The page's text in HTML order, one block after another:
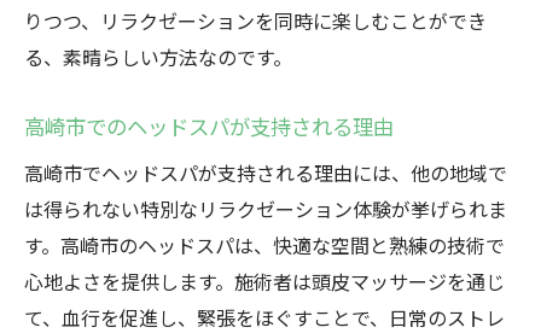
りつつ、リラクゼーションを同時に楽しむことができ
る、素晴らしい方法なのです。
高崎市でのヘッドスパが支持される理由
高崎市でヘッドスパが支持される理由には、他の地域で
は得られない特別なリラクゼーション体験が挙げられま
す。高崎市のヘッドスパは、快適な空間と熟練の技術で
心地よさを提供します。施術者は頭皮マッサージを通じ
て、血行を促進し、緊張をほぐすことで、日常のストレ